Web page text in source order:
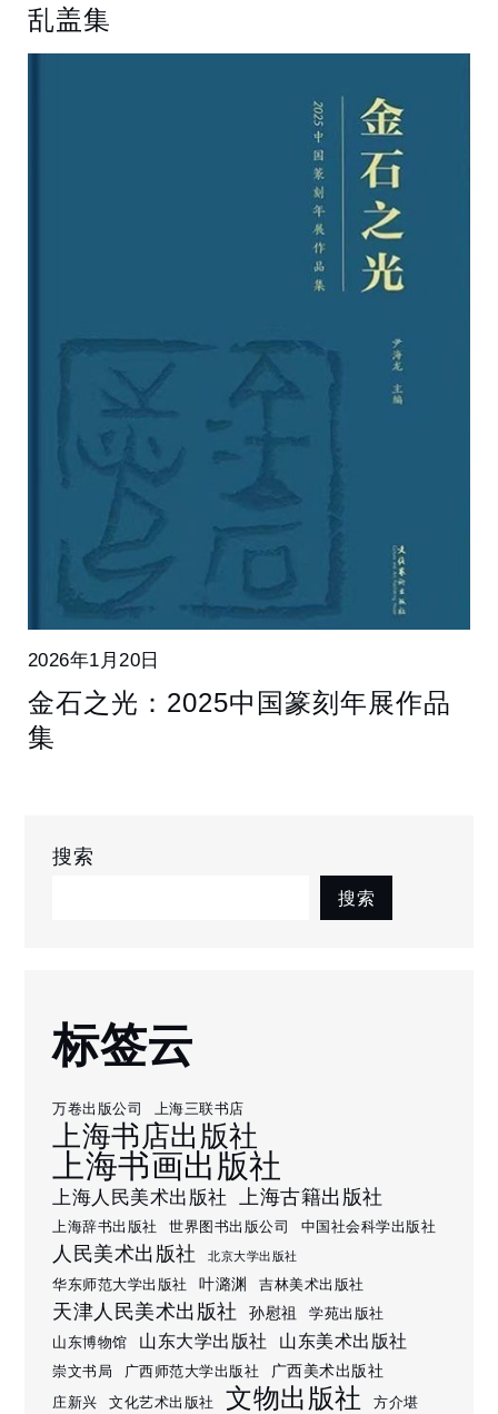
乱盖集
2026年1月20日
金石之光：2025中国篆刻年展作品
集
搜索
搜索
标签云
万卷出版公司 上海三联书店
上海书店出版社
上海书画出版社
上海人民美术出版社 上海古籍出版社
上海辞书出版社 世界图书出版公司 中国社会科学出版社
人民美术出版社 北京大学出版社
华东师范大学出版社 叶潞渊 吉林美术出版社
天津人民美术出版社 孙慰祖
学苑出版社
山东博物馆
山东大学出版社 山东美术出版社
崇文书局 广西师范大学出版社 广西美术出版社
庄新兴 文化艺术出版社 文物出版社 方介堪